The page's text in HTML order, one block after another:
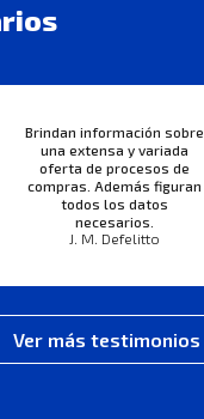
Brindan información sobre
una extensa y variada
oferta de procesos de
compras. Además figuran
todos los datos
necesarios.
J. M. Defelitto
Ver más testimonios